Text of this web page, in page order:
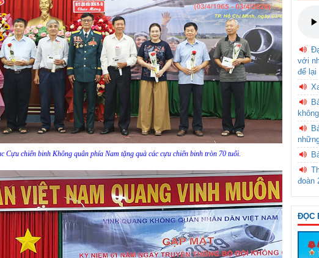
Cựu chiến binh Không quân phía Nam tặng quà các cựu chiến binh tròn 70 tuổi.
với
để lại
đoàn
ĐỌC